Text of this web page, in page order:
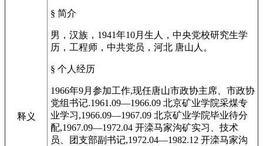
释义
§ 简介
男，汉族，1941年10月生人，中央党校研究生学
历，工程师，中共党员，河北 唐山人。
§ 个人经历
1966年9月参加工作,现任唐山市政协主席、市政协
党组书记.1961.09—1966.09 北京矿业学院采煤专
业学习,1966.09—1967.09 北京矿业学院毕业待分
配,1967.09—1972.04 开滦马家沟矿实习、技术
员、团支部副书记,1972.04—1982.12 开滦马家沟